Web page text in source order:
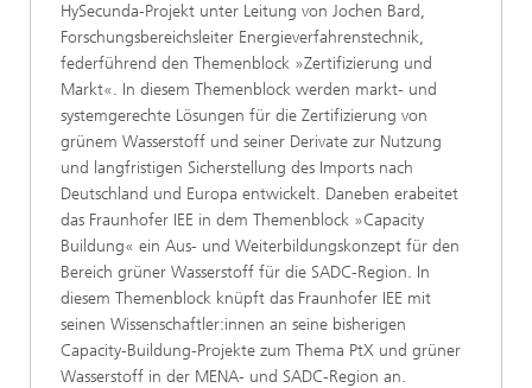
HySecunda-Projekt unter Leitung von Jochen Bard,
Forschungsbereichsleiter Energieverfahrenstechnik,
federführend den Themenblock »Zertifizierung und
Markt«. In diesem Themenblock werden markt- und
systemgerechte Lösungen für die Zertifizierung von
grünem Wasserstoff und seiner Derivate zur Nutzung
und langfristigen Sicherstellung des Imports nach
Deutschland und Europa entwickelt. Daneben erabeitet
das Fraunhofer IEE in dem Themenblock »Capacity
Buildung« ein Aus- und Weiterbildungskonzept für den
Bereich grüner Wasserstoff für die SADC-Region. In
diesem Themenblock knüpft das Fraunhofer IEE mit
seinen Wissenschaftler:innen an seine bisherigen
Capacity-Buildung-Projekte zum Thema PtX und grüner
Wasserstoff in der MENA- und SADC-Region an.